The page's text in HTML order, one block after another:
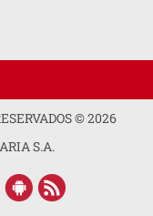
©2026
S.A.